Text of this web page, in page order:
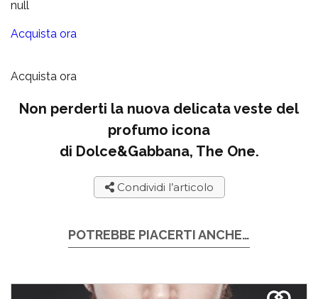
null
Acquista ora
Acquista ora
Non perderti la nuova delicata veste del
profumo icona
di Dolce&Gabbana, The One.
Condividi l’articolo
POTREBBE PIACERTI ANCHE…